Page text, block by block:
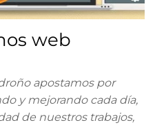
web
apostamos por
y mejorando cada día,
de nuestros trabajos,